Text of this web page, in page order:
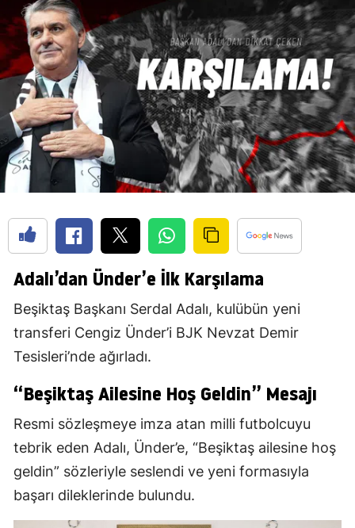
Adalı’dan Ünder’e İlk Karşılama
Beşiktaş Başkanı Serdal Adalı, kulübün yeni
transferi Cengiz Ünder’i BJK Nevzat Demir
Tesisleri’nde ağırladı.
“Beşiktaş Ailesine Hoş Geldin” Mesajı
Resmi sözleşmeye imza atan milli futbolcuyu
tebrik eden Adalı, Ünder’e, “Beşiktaş ailesine hoş
geldin” sözleriyle seslendi ve yeni formasıyla
başarı dileklerinde bulundu.